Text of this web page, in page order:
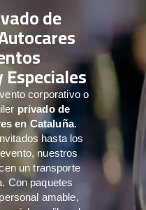
de
corporativo o
privado de
en Cataluña.
hasta los
nuestros
un transporte
Con paquetes
amable,